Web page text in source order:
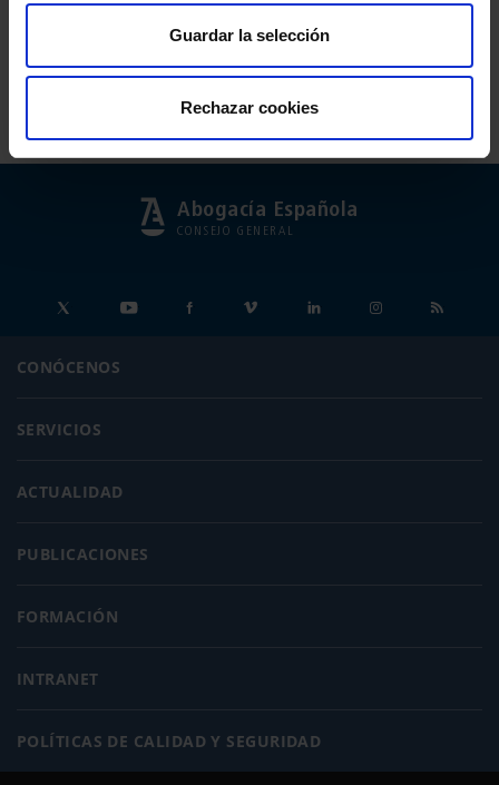
Guardar la selección
Rechazar cookies
Abogacía Española
CONSEJO GENERAL
CONÓCENOS
SERVICIOS
ACTUALIDAD
PUBLICACIONES
FORMACIÓN
INTRANET
POLÍTICAS DE CALIDAD Y SEGURIDAD